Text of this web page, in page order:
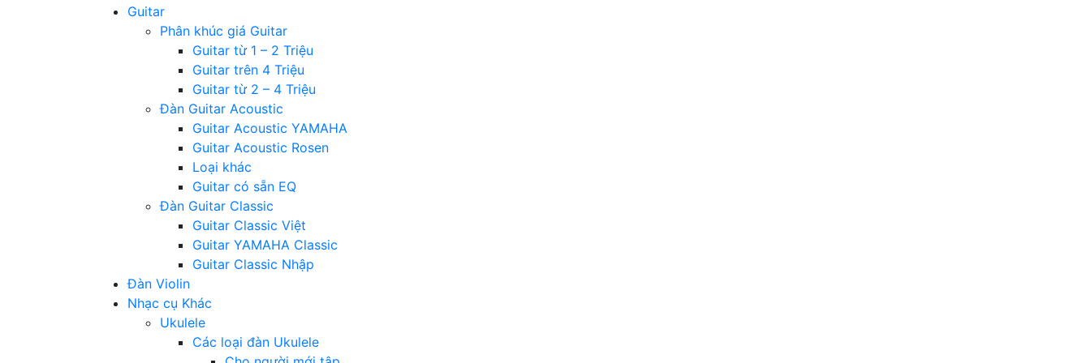
Guitar
Phân khúc giá Guitar
Guitar từ 1 – 2 Triệu
Guitar trên 4 Triệu
Guitar từ 2 – 4 Triệu
Đàn Guitar Acoustic
Guitar Acoustic YAMAHA
Guitar Acoustic Rosen
Loại khác
Guitar có sẵn EQ
Đàn Guitar Classic
Guitar Classic Việt
Guitar YAMAHA Classic
Guitar Classic Nhập
Đàn Violin
Nhạc cụ Khác
Ukulele
Các loại đàn Ukulele